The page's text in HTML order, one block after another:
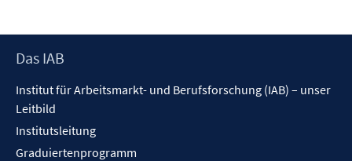
Footer
Das IAB
Institut für Arbeitsmarkt- und Berufsforschung (IAB) – unser
Leitbild
Institutsleitung
Graduiertenprogramm